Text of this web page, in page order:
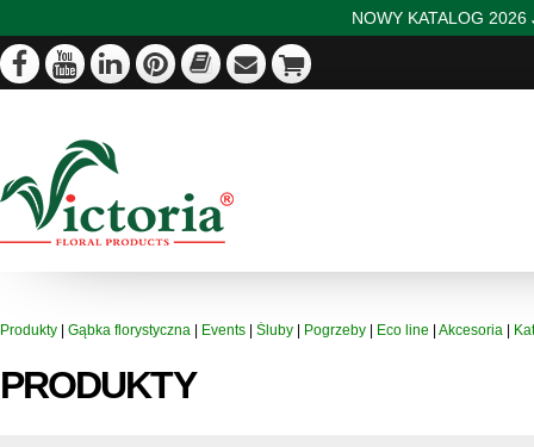
NOWY KATALOG
Produkty Gąbka florystyczna Events Śluby Pogrzeby Eco line Akcesoria
PRODUKTY